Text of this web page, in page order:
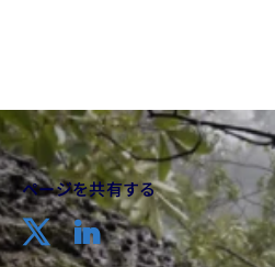
ページを共有する